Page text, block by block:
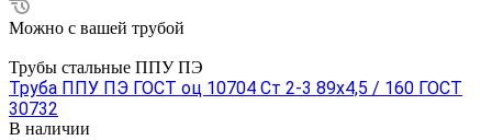
Можно с вашей трубой
Трубы стальные ППУ ПЭ
Труба ППУ ПЭ ГОСТ оц 10704 Ст 2-3 89x4,5 / 160 ГОСТ
30732
В наличии